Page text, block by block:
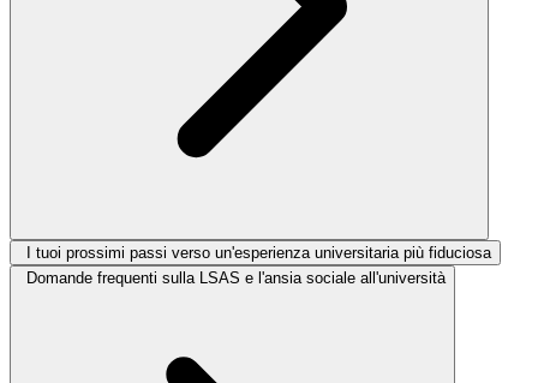
I tuoi prossimi passi verso un'esperienza universitaria più fiduciosa
Domande frequenti sulla LSAS e l'ansia sociale all'università